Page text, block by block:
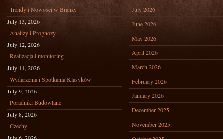
Trendy i Nowości w Branży
July 13, 2026
Analizy i Prognozy
July 12, 2026
Realizacja i monitoring
July 11, 2026
Wydarzenia i Spotkania Klasyków
July 9, 2026
Poradniki Budowlane
July 8, 2026
Czechy
July 2026
June 2026
May 2026
April 2026
March 2026
February 2026
January 2026
December 2025
November 2025